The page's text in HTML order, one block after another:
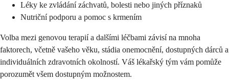
Léky ke zvládání záchvatů, bolesti nebo jiných příznaků
Nutriční podporu a pomoc s krmením
Volba mezi genovou terapií a dalšími léčbami závisí na mnoha
faktorech, včetně vašeho věku, stádia onemocnění, dostupných dárců a
individuálních zdravotních okolností. Váš lékařský tým vám pomůže
porozumět všem dostupným možnostem.